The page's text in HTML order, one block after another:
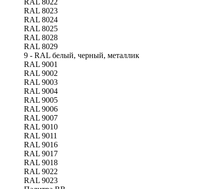
RAL 8022
RAL 8023
RAL 8024
RAL 8025
RAL 8028
RAL 8029
9 - RAL белый, черный, металлик
RAL 9001
RAL 9002
RAL 9003
RAL 9004
RAL 9005
RAL 9006
RAL 9007
RAL 9010
RAL 9011
RAL 9016
RAL 9017
RAL 9018
RAL 9022
RAL 9023